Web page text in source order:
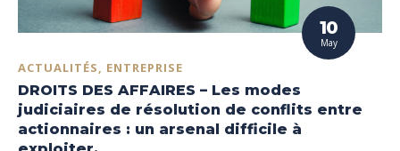
10
May
ACTUALITÉS, ENTREPRISE
DROITS DES AFFAIRES – Les modes
judiciaires de résolution de conflits entre
actionnaires : un arsenal difficile à